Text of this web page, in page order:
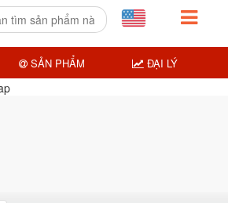
SẢN PHẨM ĐẠI LÝ